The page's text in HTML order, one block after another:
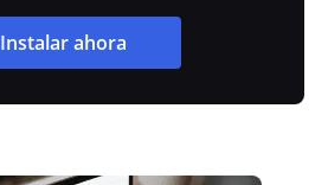
Instalar ahora